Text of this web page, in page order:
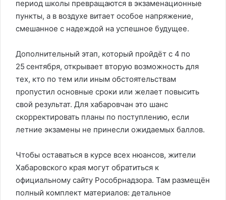
период школы превращаются в экзаменационные
пункты, а в воздухе витает особое напряжение,
смешанное с надеждой на успешное будущее.
Дополнительный этап, который пройдёт с 4 по
25 сентября, открывает вторую возможность для
тех, кто по тем или иным обстоятельствам
пропустил основные сроки или желает повысить
свой результат. Для хабаровчан это шанс
скорректировать планы по поступлению, если
летние экзамены не принесли ожидаемых баллов.
Чтобы оставаться в курсе всех нюансов, жители
Хабаровского края могут обратиться к
официальному сайту Рособрнадзора. Там размещён
полный комплект материалов: детальное